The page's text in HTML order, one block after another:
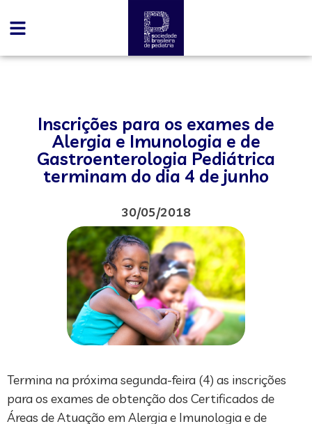
Inscrições para os exames de
Alergia e Imunologia e de
Gastroenterologia Pediátrica
terminam do dia 4 de junho
30/05/2018
Termina na próxima segunda-feira (4) as inscrições
para os exames de obtenção dos Certificados de
Áreas de Atuação em Alergia e Imunologia e de